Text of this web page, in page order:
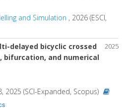
and Simulation , 2026 (ESCI,
2025
delayed bicyclic crossed
bifurcation, and numerical
2025 (SCI-Expanded, Scopus)